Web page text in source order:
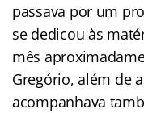
passava por um
se dedicou às
mês
Gregório, além de
acompanhava